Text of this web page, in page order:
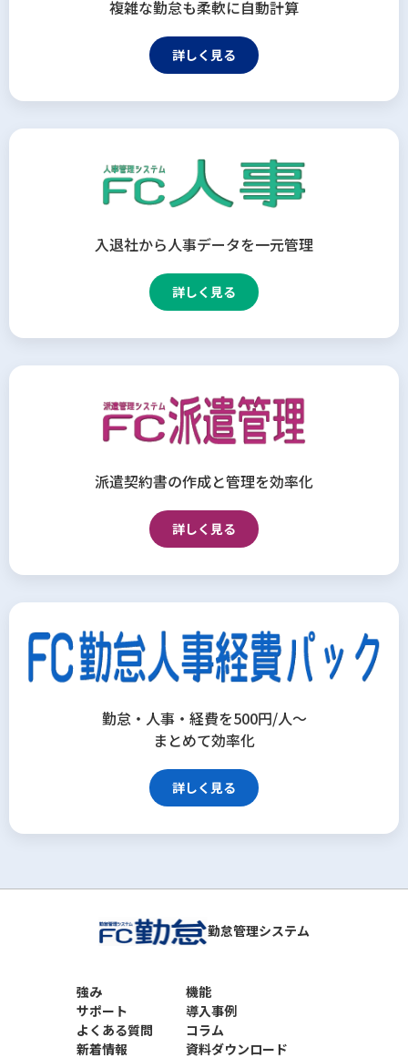
複雑な勤怠も柔軟に自動計算
詳しく見る
入退社から人事データを一元管理
詳しく見る
派遣契約書の作成と管理を効率化
詳しく見る
勤怠・人事・経費を500円/人～
まとめて効率化
詳しく見る
勤怠管理システム
強み
機能
サポート
導入事例
よくある質問
コラム
新着情報
資料ダウンロード